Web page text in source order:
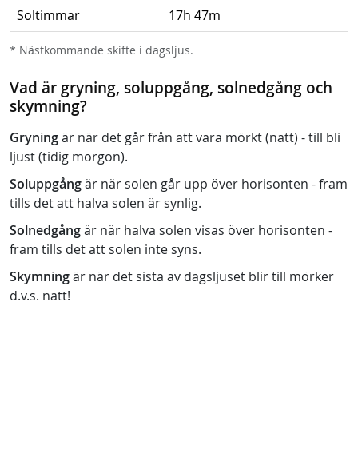
Soltimmar 17h 47m
* Nästkommande skifte i dagsljus.
Vad är gryning, soluppgång, solnedgång och
skymning?
Gryningär när det går från att vara mörkt (natt) - till bli
ljust (tidig morgon).
Soluppgångär när solen går upp över horisonten - fram
tills det att halva solen är synlig.
Solnedgångär när halva solen visas över horisonten -
fram tills det att solen inte syns.
Skymningär när det sista av dagsljuset blir till mörker
d.v.s. natt!